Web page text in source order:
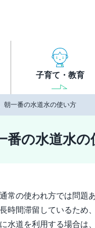
子育て・教育
朝一番の水道水の使い方
番の水道水の
常の使われ方では問題
時間滞留しているた
水道を利用する場合は